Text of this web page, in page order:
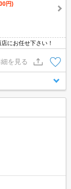
円)
にお任せ下さい！
を見る